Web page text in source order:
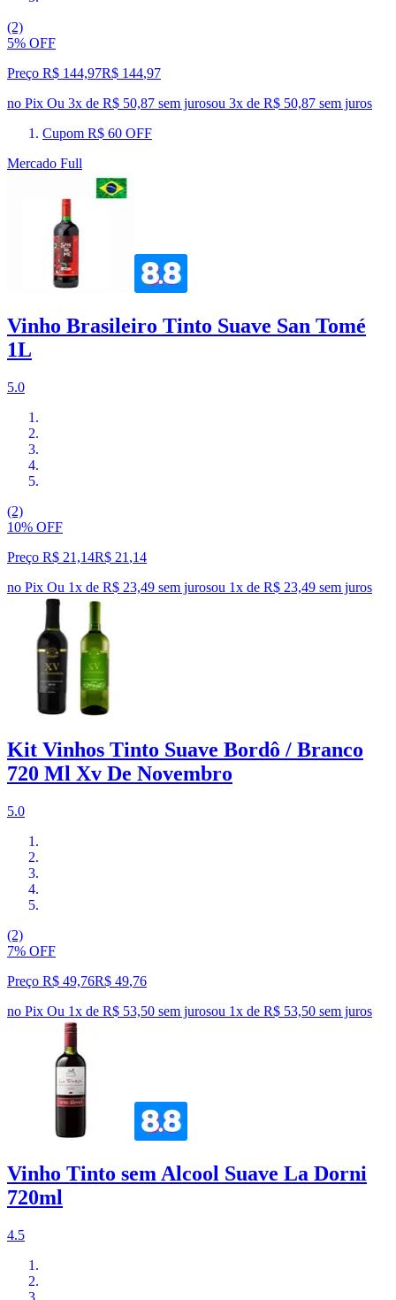
(2)
5% OFF
Preço R$ 144,97R$ 144,97
no Pix Ou 3x de R$ 50,87 sem jurosou 3x de R$ 50,87 sem juros
Cupom R$ 60 OFF
Mercado Full
Vinho Brasileiro Tinto Suave San Tomé
1L
5.0
(2)
10% OFF
Preço R$ 21,14R$ 21 ,14
no Pix Ou 1x de R$ 23,49 sem jurosou 1x de R$ 23,49 sem juros
Kit Vinhos Tinto Suave Bordô / Branco
720 Ml Xv De Novembro
5.0
(2)
7% OFF
Preço R$ 49,76R$ 49,76
no Pix Ou 1x de R$ 53,50 sem jurosou 1x de R$ 53,50 sem juros
Vinho Tinto sem Alcool Suave La Dorni
720ml
4.5